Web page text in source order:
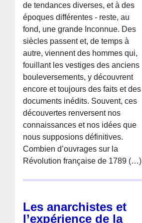
de tendances diverses, et à des
époques différentes - reste, au
fond, une grande Inconnue. Des
siècles passent et, de temps à
autre, viennent des hommes qui,
fouillant les vestiges des anciens
bouleversements, y découvrent
encore et toujours des faits et des
documents inédits. Souvent, ces
découvertes renversent nos
connaissances et nos idées que
nous supposions définitives.
Combien d’ouvrages sur la
Révolution française de 1789 (…)
Les anarchistes et
l’expérience de la